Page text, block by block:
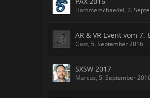
Hammerschaedel, 2.
AR & VR Event vom
Gast, 5. September 2016
SXSW 2017
Marcus, 5. September